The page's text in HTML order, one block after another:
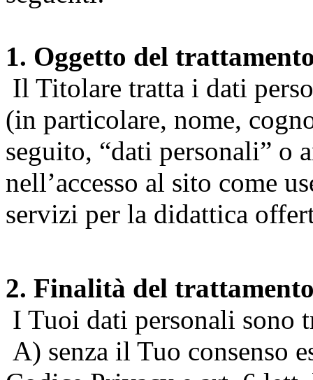
1. Oggetto del
Il Titolare tratta i dati
(in particolare, nome,
seguito, “dati personali” o
nell’accesso al sito come
servizi per la didattica
2. Finalità del
I Tuoi dati personali sono
A) senza il Tuo consenso